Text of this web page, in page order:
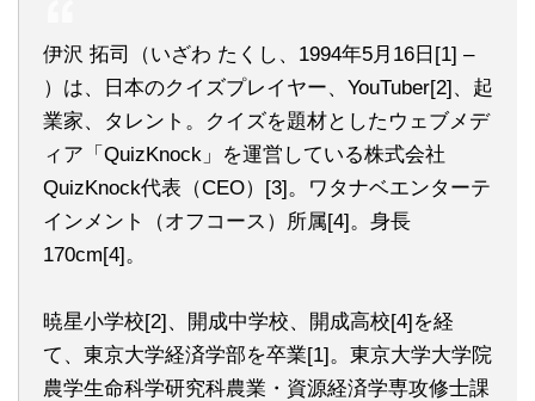
伊沢 拓司（いざわ たくし、1994年5月16日[1] –
）は、日本のクイズプレイヤー、YouTuber[2]、起
業家、タレント。クイズを題材としたウェブメデ
ィア「QuizKnock」を運営している株式会社
QuizKnock代表（CEO）[3]。ワタナベエンターテ
インメント（オフコース）所属[4]。身長
170cm[4]。
暁星小学校[2]、開成中学校、開成高校[4]を経
て、東京大学経済学部を卒業[1]。東京大学大学院
農学生命科学研究科農業・資源経済学専攻修士課